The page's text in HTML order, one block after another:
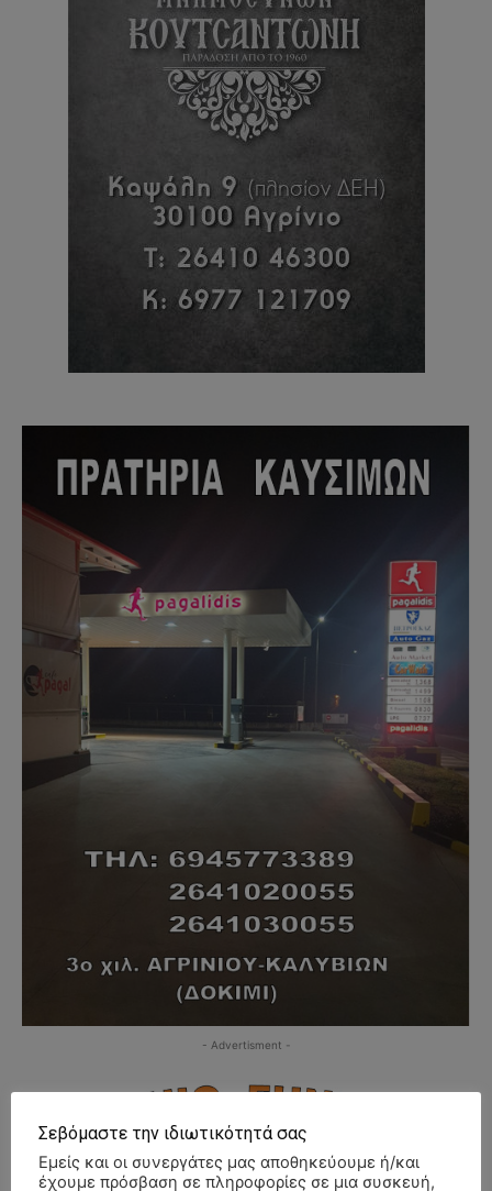
- Advertisment -
Σεβόμαστε την ιδιωτικότητά σας
Εμείς και οι συνεργάτες μας αποθηκεύουμε ή/και
έχουμε πρόσβαση σε πληροφορίες σε μια συσκευή,